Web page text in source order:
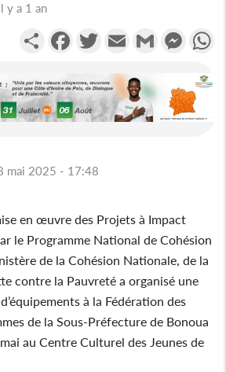
y a 1 an
PartagerFacebookTwitterEmail Gmail
mai 2025 - 17:48
en œuvre des Projets à Impact
le Programme National de Cohésion
de la Cohésion Nationale, de la
contre la Pauvreté a organisé une
à la Fédération des
de la Sous-Préfecture de Bonoua
au Centre Culturel des Jeunes de